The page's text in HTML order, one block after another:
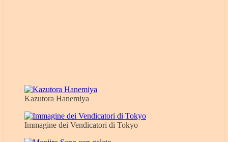
Kazutora Hanemiya
Immagine dei Vendicatori di Tokyo